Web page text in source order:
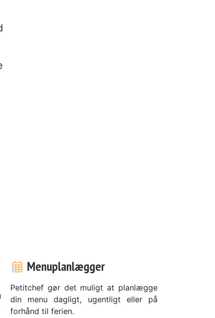
Menuplanlægger
Petitchef gør det muligt at planlægge
din menu dagligt, ugentligt eller på
forhånd til ferien.